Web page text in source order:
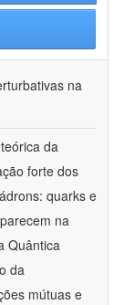
na
da
forte dos
quarks e
na
Quântica
da
mútuas e